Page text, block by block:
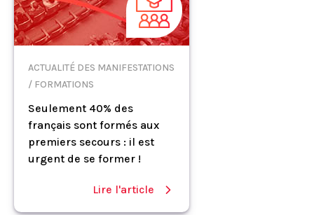
ACTUALITÉ DES MANIFESTATIONS
/ FORMATIONS
Seulement 40% des
français sont formés aux
premiers secours : il est
urgent de se former !
Lire l'article